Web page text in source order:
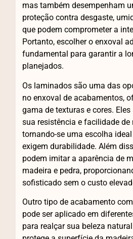
mas também desempenham
proteção contra desgaste,
que podem comprometer a
Portanto, escolher o enxoval
fundamental para garantir a
planejados.
Os laminados são uma das
no enxoval de acabamentos,
gama de texturas e cores.
sua resistência e facilidade de
tornando-se uma escolha
exigem durabilidade. Além
podem imitar a aparência de
madeira e pedra,
sofisticado sem o custo
Outro tipo de acabamento
pode ser aplicado em
para realçar sua beleza